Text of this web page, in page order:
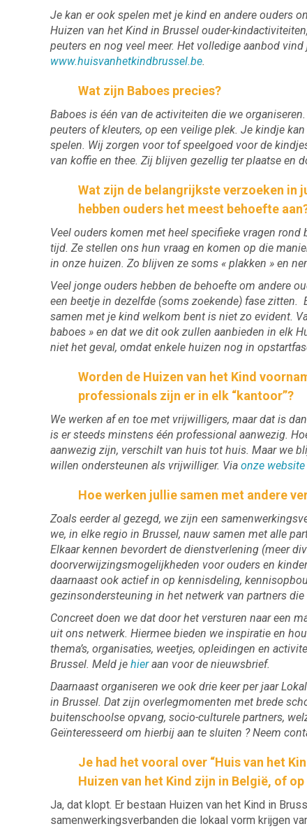
Je kan er ook spelen met je kind en andere ouders
Huizen van het Kind in Brussel ouder-
peuters en nog veel meer. Het volledige aanbod
www.huisvanhetkindbrussel.be.
Wat zijn Baboes precies?
Baboes is één van de activiteiten die we
peuters of kleuters, op een veilige plek. Je kindje
spelen. Wij zorgen voor tof speelgoed voor de
van koffie en thee. Zij blijven gezellig ter plaatse en
Wat zijn de belangrijkste verzoeken in
hebben ouders het meest behoefte
Veel ouders komen met heel specifieke vragen
tijd. Ze stellen ons hun vraag en komen op die
in onze huizen. Zo blijven ze soms « plakken » en
Veel jonge ouders hebben de behoefte om andere
een beetje in dezelfde (soms zoekende) fase zitten.
samen met je kind welkom bent is niet zo evident.
baboes » en dat we dit ook zullen aanbieden in elk
niet het geval, omdat enkele huizen nog in
Worden de Huizen van het Kind
professionals zijn er in elk “kantoor”?
We werken af en toe met vrijwilligers, maar dat is
is er steeds minstens één professional aanwezig.
aanwezig zijn, verschilt van huis tot huis. Maar we
willen ondersteunen als vrijwilliger. Via onze website
Hoe werken jullie samen met andere
Zoals eerder al gezegd, we zijn een
we, in elke regio in Brussel, nauw samen met alle
Elkaar kennen bevordert de dienstverlening (meer
doorverwijzingsmogelijkheden voor ouders en
daarnaast ook actief in op kennisdeling,
gezinsondersteuning in het netwerk van partners
Concreet doen we dat door het versturen naar een
uit ons netwerk. Hiermee bieden we inspiratie en
thema’s, organisaties, weetjes, opleidingen en
Brussel. Meld je hieraan voor de nieuwsbrief.
Daarnaast organiseren we ook drie keer per jaar
in Brussel. Dat zijn overlegmomenten met brede
buitenschoolse opvang, socio-culturele partners,
Geïnteresseerd om hierbij aan te sluiten ? Neem
Je had het vooral over “Huis van het
Huizen van het Kind zijn in België, of
Ja, dat klopt. Er bestaan Huizen van het Kind in
samenwerkingsverbanden die lokaal vorm krijgen